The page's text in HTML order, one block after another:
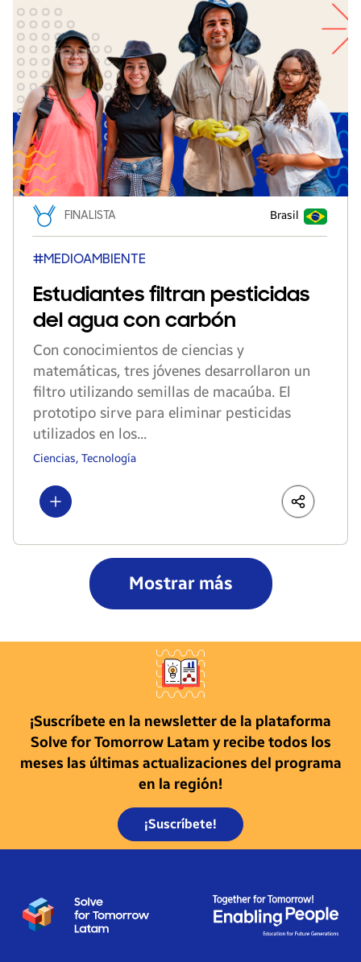
FINALISTA Brasil
#MEDIOAMBIENTE
Estudiantes filtran pesticidas
del agua con carbón
Con conocimientos de ciencias y
matemáticas, tres jóvenes desarrollaron un
filtro utilizando semillas de macaúba. El
prototipo sirve para eliminar pesticidas
utilizados en los...
Ciencias, Tecnología
Show more LinkedIn
Share
Mostrar más
¡Suscríbete en la newsletter de la plataforma
Solve for Tomorrow Latam y recibe todos los
meses las últimas actualizaciones del programa
en la región!
¡Suscríbete!